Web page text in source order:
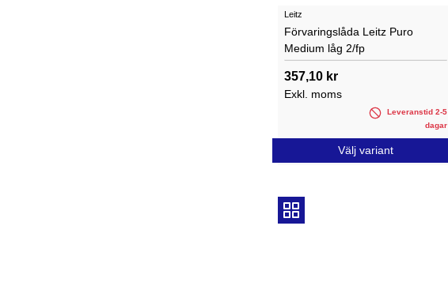
Leitz
Förvaringslåda Leitz Puro
Medium låg 2/fp
357,10 kr
Exkl. moms
Leveranstid 2-5
dagar
Välj variant